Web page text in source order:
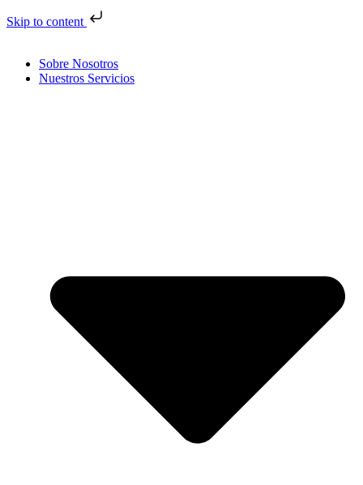
Skip to content
Sobre Nosotros
Nuestros Servicios